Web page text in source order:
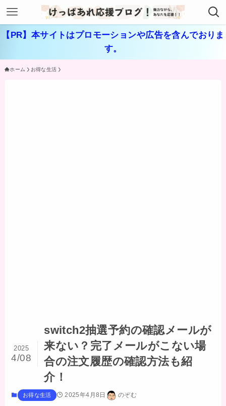
【PR】本サイトはプロモーションや広告を含んでおりま
す。
ホーム お得な生活
switch2抽選予約の確認メールが
来ない？完了メールがこない場
合の注文履歴の確認方法も紹
介！
2025
4/08
お得な生活 2025年4月8日 のぞむ